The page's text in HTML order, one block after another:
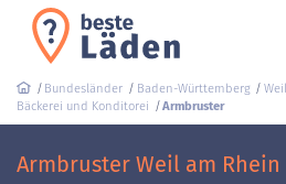
Bundesländer Baden-Württemberg
Bäckerei und Konditorei
Armbruster
Armbruster Weil am